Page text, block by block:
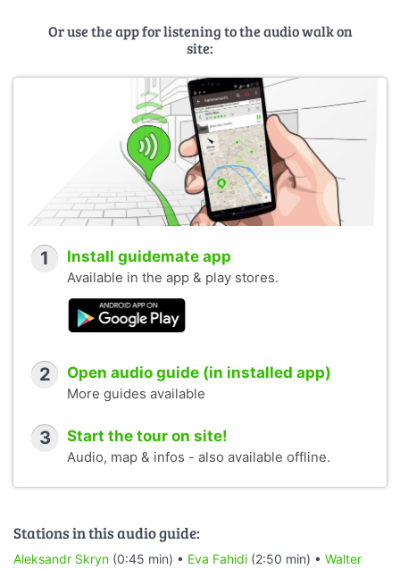
Familienberatungsstelle Treptow-Köpenick
Or use the app for listening to the audio walk on
site:
1 Install guidemate app
Available in the app & play stores.
2 Open audio guide (in installed app)
More guides available
3 Start the tour on site!
Audio, map & infos - also available offline.
Stations in this audio guide:
Aleksandr Skryn (0:45 min) • Eva Fahidi (2:50 min) • Walter